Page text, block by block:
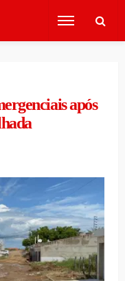
após